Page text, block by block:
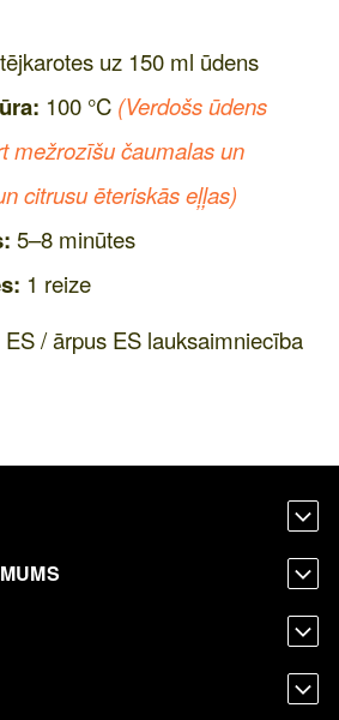
uz 150 ml ūdens
100 °C (Verdošs ūdens
mežrozīšu čaumalas un
citrusu ēteriskās eļļas)
5–8 minūtes
1 reize
ES / ārpus ES lauksaimniecība